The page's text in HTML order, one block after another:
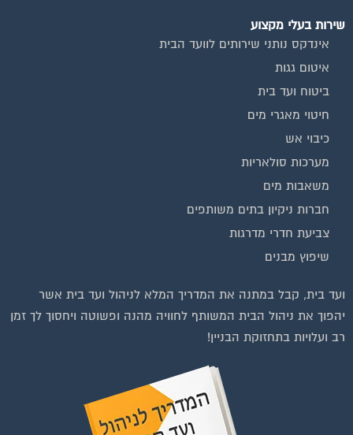
שירות בעלי מקצוע
אינדקס נותני שירותים לוועד הבית
איטום גגות
ביטוח ועד בית
חיטוי מאגרי מים
כיבוי אש
מערכות סולאריות
משאבות מים
חברות ניקיון בתים משותפים
צביעת חדרי מדרגות
שיפוץ מבנים
ועד בית, קבל במתנה את המדריך המלא לניהול ועד בית אשר
יהפוך את ניהול הבית המשותף לחוויה מהנה ופשוטה ויחסוך לך זמן
רב ועלויות בתחזוקת הבניין!